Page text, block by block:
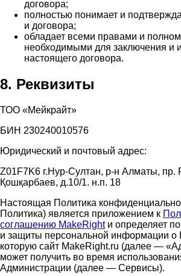
договора;
полностью понимает и
и договора;
обладает всеми правами и
необходимыми для заключения и
настоящего договора.
8. Реквизиты
ТОО «Мейкрайт»
БИН 230240010576
Юридический и почтовый адрес:
Z01F7K6 г.Нур-Султан, р-н Алматы, пр.
Қошқарбаев, д.10/1. н.п. 18
Настоящая Политика
Политика) является приложением к
соглашению MakeRightи определяет
и защиты персональной информации о
которую сайт MakeRight.ru (далее —
может получить во время
Администрации (далее — Сервисы).